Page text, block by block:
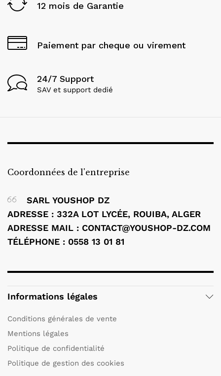
12 mois de Garantie
Paiement par cheque ou virement
24/7 Support
SAV et support dedié
Coordonnées de l'entreprise
SARL YOUSHOP DZ
ADRESSE : 332A LOT LYCÉE, ROUIBA, ALGER
ADRESSE MAIL : CONTACT@YOUSHOP-DZ.COM
TÉLÉPHONE : 0558 13 01 81
Informations légales
Conditions générales de vente
Mentions légales
Politique de confidentialité
Politique de gestion des cookies